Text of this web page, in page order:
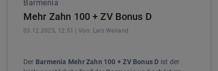
Barmenia
Mehr Zahn 100 + ZV Bonus D
03.12.2025, 12:51 | Von: Lars Weiland
Der Barmenia Mehr Zahn 100 + ZV Bonus D ist der